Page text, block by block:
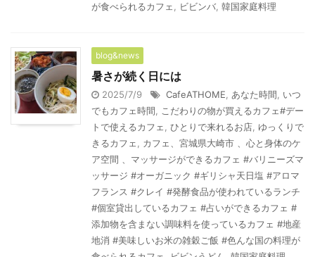
が食べられるカフェ
ビビンバ 韓国家庭料理
blog&news
暑さが続く日には
2025/7/9 CafeATHOME あなた時間
いつ
でもカフェ時間
こだわりの物が買えるカフェ#デー
トで使えるカフェ
ひとりで来れるお店 ゆっくりで
きるカフェ
カフェ、宮城県大崎市 、心と身体のケ
ア空間 、マッサージができるカフェ #バリニーズマ
ッサージ #オーガニック #ギリシャ天日塩 #アロマ
フランス #クレイ #発酵食品が使われているランチ
#個室貸出しているカフェ #占いができるカフェ #
添加物を含まない調味料を使っているカフェ #地産
地消 #美味しいお米の雑穀ご飯 #色んな国の料理が